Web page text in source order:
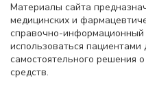
Материалы сайта
медицинских и
справочно-
использоваться пациентами
самостоятельного решения
средств.